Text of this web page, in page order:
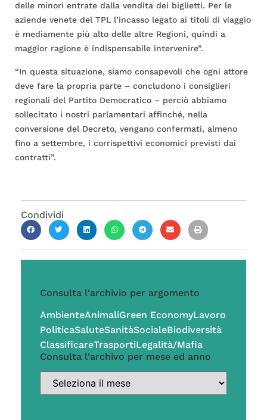
delle minori entrate dalla vendita dei biglietti. Per le
aziende venete del TPL l’incasso legato ai titoli di viaggio
è mediamente più alto delle altre Regioni, quindi a
maggior ragione è indispensabile intervenire”.
“In questa situazione, siamo consapevoli che ogni attore
deve fare la propria parte – concludono i consiglieri
regionali del Partito Democratico – perciò abbiamo
sollecitato i nostri parlamentari affinché, nella
conversione del Decreto, vengano confermati, almeno
fino a settembre, i corrispettivi economici previsti dai
contratti”.
Condividi
Consulta l'archivio per argomento
AmbienteAnimaliGreen EconomyLavoro
PoliticaSaluteSanitàSocialeBiodiversità
ClassificareTrasportiLegalità/Mafia
Consulta l'archivo per mese ed anno